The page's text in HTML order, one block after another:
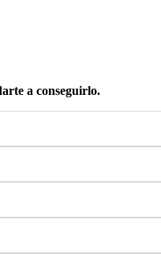
a conseguirlo.